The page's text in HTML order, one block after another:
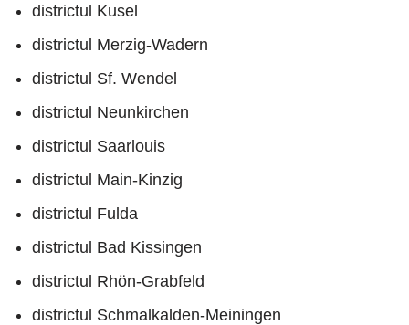
districtul Kusel
districtul Merzig-Wadern
districtul Sf. Wendel
districtul Neunkirchen
districtul Saarlouis
districtul Main-Kinzig
districtul Fulda
districtul Bad Kissingen
districtul Rhön-Grabfeld
districtul Schmalkalden-Meiningen